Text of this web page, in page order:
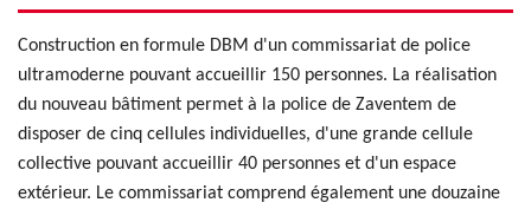
Construction en formule DBM d'un commissariat de police
ultramoderne pouvant accueillir 150 personnes. La réalisation
du nouveau bâtiment permet à la police de Zaventem de
disposer de cinq cellules individuelles, d'une grande cellule
collective pouvant accueillir 40 personnes et d'un espace
extérieur. Le commissariat comprend également une douzaine